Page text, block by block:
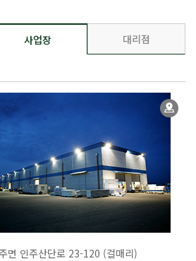
사업장 대리점
면 인주산단로 23-120 (걸매리)